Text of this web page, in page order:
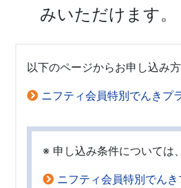
みいただけます。
以下のページからお申し込み
ニフティ会員特別でんきプ
※ 申し込み条件については
ニフティ会員特別でん